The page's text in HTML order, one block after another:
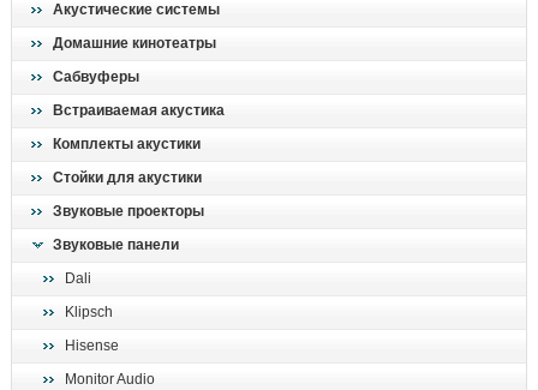
ресиверы, усилители
проигрыватели
дом, сад, стройка
Акустические системы
Домашние кинотеатры
Сабвуферы
Встраиваемая акустика
Комплекты акустики
Стойки для акустики
Звуковые проекторы
Звуковые панели
Dali
Klipsch
Hisense
Monitor Audio